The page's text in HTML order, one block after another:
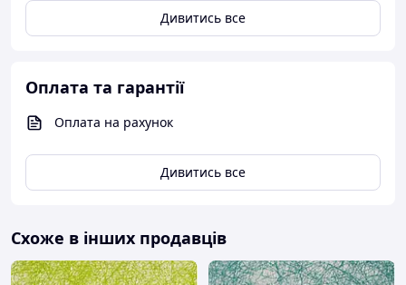
Дивитись все
Оплата та гарантії
Оплата на рахунок
Дивитись все
Схоже в інших продавців